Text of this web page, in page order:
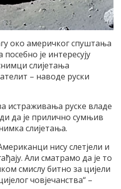
око америчког спуштања
је интересују
слијетања
– наводе руски
истраживања руске владе
да је прилично сумњив
слијетања.
нису слетјели и
Али сматрамо да је то
смислу битно за цијели
човјечанства“ –